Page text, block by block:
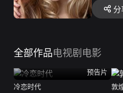
分
全部作品电视剧 电影
预告片
冷恋时代
敦